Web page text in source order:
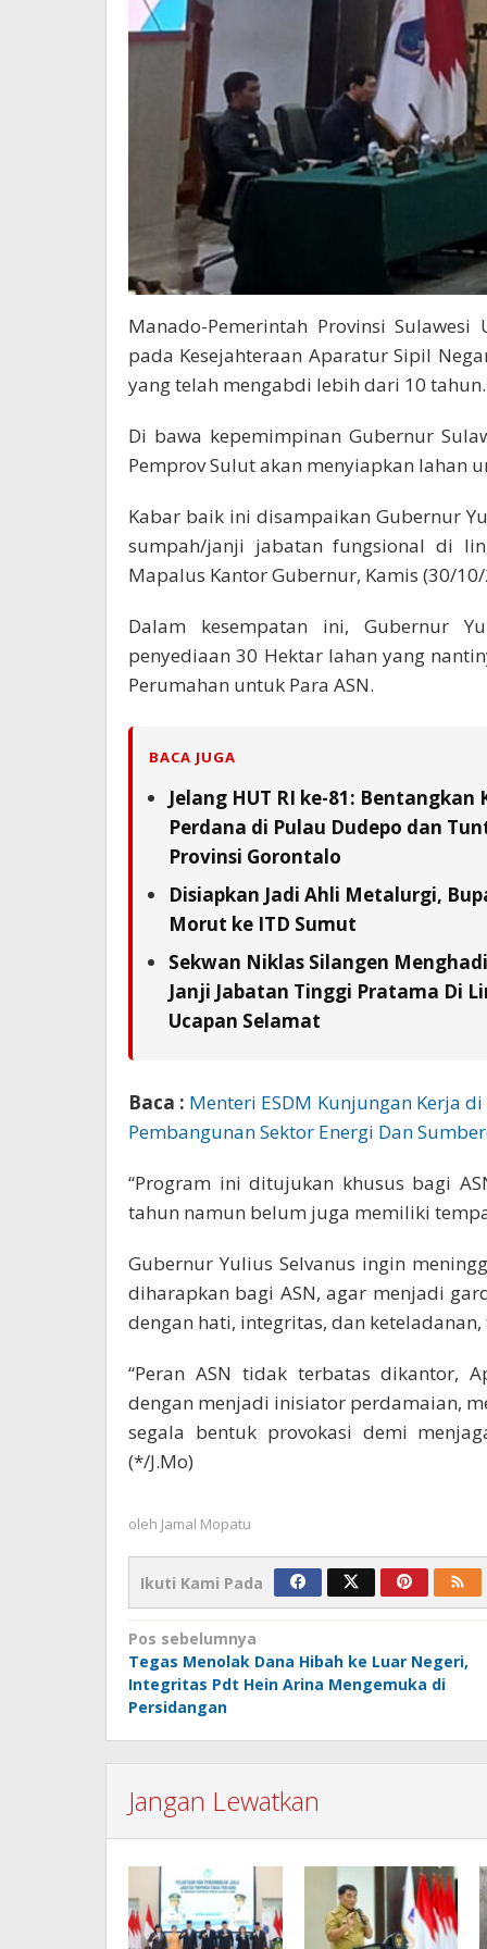
Manado-Pemerintah Provinsi
pada Kesejahteraan Aparatur Sipil
yang telah mengabdi lebih dari 10 tahun.
Di bawa kepemimpinan Gubernur
Pemprov Sulut akan menyiapkan lahan
Kabar baik ini disampaikan Gubernur
sumpah/janji jabatan fungsional di
Mapalus Kantor Gubernur, Kamis (30/
Dalam kesempatan ini, Gubernur
penyediaan 30 Hektar lahan yang
Perumahan untuk Para ASN.
BACA JUGA
Jelang HUT RI ke-81:
Perdana di Pulau Dudepo dan
Provinsi Gorontalo
Disiapkan Jadi Ahli Metalurgi,
Morut ke ITD Sumut
Sekwan Niklas Silangen
Janji Jabatan Tinggi Pratama Di
Ucapan Selamat
Baca : Menteri ESDM Kunjungan Kerja
Pembangunan Sektor Energi Dan
“Program ini ditujukan khusus bagi
tahun namun belum juga memiliki
Gubernur Yulius Selvanus ingin
diharapkan bagi ASN, agar menjadi
dengan hati, integritas, dan keteladanan,
“Peran ASN tidak terbatas dikantor,
dengan menjadi inisiator perdamaian,
segala bentuk provokasi demi
(*/J.Mo)
oleh Jamal Mopatu
Ikuti Kami Pada
Navigasi
pos
Pos sebelumnya
Tegas Menolak Dana Hibah ke Luar Negeri,
Integritas Pdt Hein Arina Mengemuka di
Persidangan
Jangan Lewatkan